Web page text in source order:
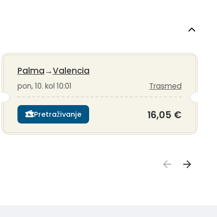
Palma→Valencia
pon, 10. kol 10:01 Trasmed
Pretraživanje 16,05 €